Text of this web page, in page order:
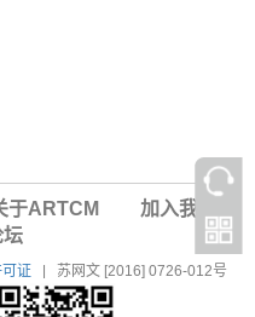
于ARTCM
加入我们
坛
证
苏网文 [2016] 0726-012号
照